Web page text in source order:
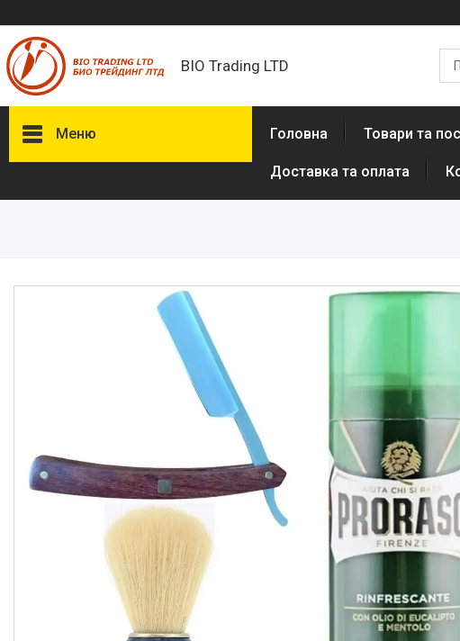
BIO Trading LTD
Меню
Аксесуари з натуральної шкіри
Екіпірування для полювання та
Засоби приглушення
радіосигналу
Товари з Польщі
Побутова хімія з Європи
Меблеві тканини
Аксесуари для мобільних
Головна Товари та
Доставка та оплата